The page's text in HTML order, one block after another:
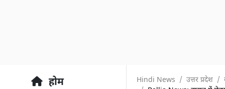
होम
Hindi News उत्तर प्रदेश